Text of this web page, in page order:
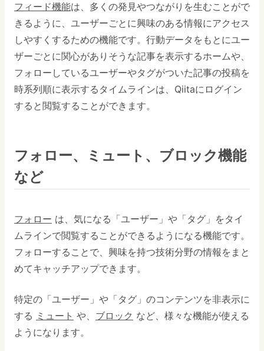
フィード機能は、多くの発見やつながりを生むことがで
きるように、ユーザーごとに興味のある情報にアクセス
しやすくするための機能です。行動データをもとにユー
ザーごとに関心がありそうな記事を表示するホームや、
フォローしているユーザーやタグがついた記事の投稿を
時系列順に表示するタイムラインは、Qiitaにログイン
すると閲覧することができます。
フォロー、ミュート、ブロック機能
など
フォロー は、気になる「ユーザー」や「タグ」をタイ
ムラインで閲覧することができるようになる機能です。
フォローすることで、興味を持つ技術分野の情報をまと
めてキャッチアップできます。
特定の「ユーザー」や「タグ」のコンテンツを非表示に
する ミュート や、 ブロック など、様々な機能が使える
ようになります。